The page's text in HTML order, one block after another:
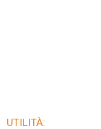
UTILITÀ: